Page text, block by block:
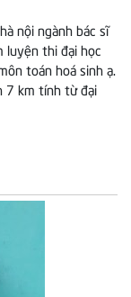
nội ngành bác sĩ
luyện thi đại học
toán hoá sinh ạ.
7 km tính từ đại